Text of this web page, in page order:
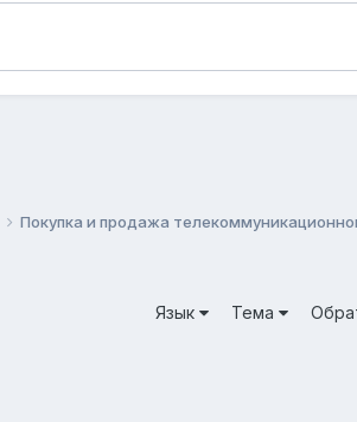
Покупка и продажа
Язык Тема